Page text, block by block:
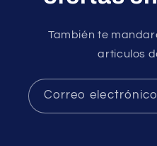
También te
articulos
Correo electrónico